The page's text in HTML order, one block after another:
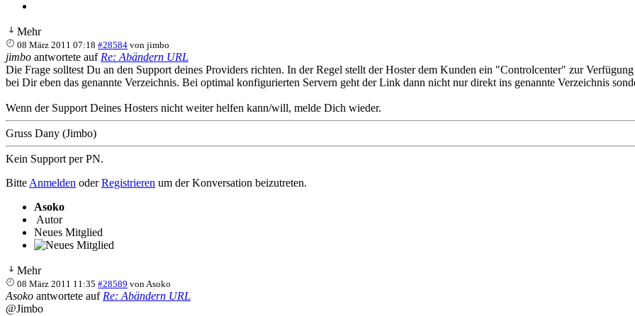
Mehr
08 März 2011 07:18 #28584 vonjimbo
jimbo antwortete auf Re: Abändern URL
Die Frage solltest Du an den Support deines Providers richten. In der Regel stellt der Hoster dem Kunden ein "Controlcenter" zur
bei Dir eben das genannte Verzeichnis. Bei optimal konfigurierten Servern geht der Link dann nicht nur direkt ins genannte Verzeichnis
Wenn der Support Deines Hosters nicht weiter helfen kann/will, melde Dich wieder.
Gruss Dany (Jimbo)
Kein Support per PN.
Bitte Anmelden oderRegistrieren um der Konversation beizutreten.
Asoko
Autor
Neues Mitglied
Mehr
08 März 2011 11:35 #28589 von Asoko
Asoko antwortete auf Re: Abändern URL
@Jimbo